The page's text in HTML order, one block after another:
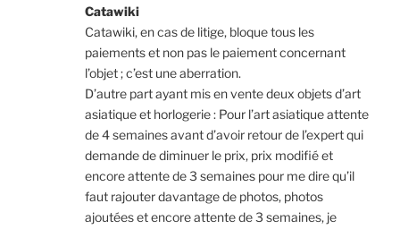
Catawiki
Catawiki, en cas de litige, bloque tous les
paiements et non pas le paiement concernant
l’objet ; c’est une aberration.
D’autre part ayant mis en vente deux objets d’art
asiatique et horlogerie : Pour l’art asiatique attente
de 4 semaines avant d’avoir retour de l’expert qui
demande de diminuer le prix, prix modifié et
encore attente de 3 semaines pour me dire qu’il
faut rajouter davantage de photos, photos
ajoutées et encore attente de 3 semaines, je